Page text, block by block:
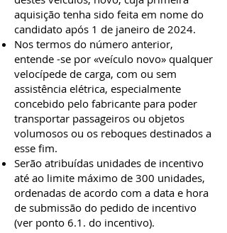
aquisição tenha sido feita em nome do
candidato após 1 de janeiro de 2024.
Nos termos do número anterior,
entende -se por «veículo novo» qualquer
velocípede de carga, com ou sem
assistência elétrica, especialmente
concebido pelo fabricante para poder
transportar passageiros ou objetos
volumosos ou os reboques destinados a
esse fim.
Serão atribuídas unidades de incentivo
até ao limite máximo de 300 unidades,
ordenadas de acordo com a data e hora
de submissão do pedido de incentivo
(ver ponto 6.1. do incentivo).